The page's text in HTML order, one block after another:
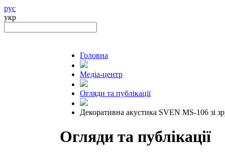
рус
укр
Головна
Медіа-центр
Огляди та публікації
Декоративна акустика SVEN MS-106 зі
Огляди та публікації